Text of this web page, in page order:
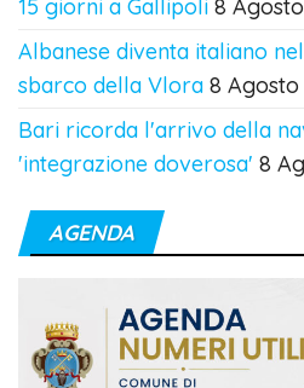
15 giorni a Gallipoli 8
Albanese diventa italiano
sbarco della Vlora 8
Bari ricorda l'arrivo della
'integrazione doverosa' 8
AGENDA